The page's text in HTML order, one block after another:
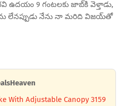
ఉదయం 9 గంటలకు జాబ్‌కి వెళ్తాడు,
లేనప్పుడు నేను నా మరిది విజయ్‌తో
With Adjustable Canopy 3159